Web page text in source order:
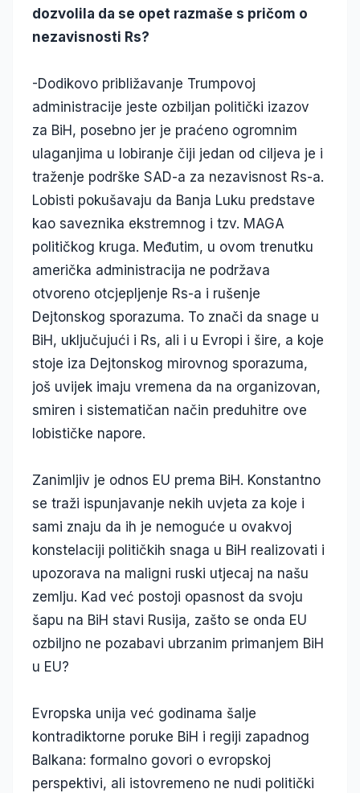
dozvolila da se opet razmaše s pričom o
nezavisnosti Rs?
-Dodikovo približavanje Trumpovoj
administracije jeste ozbiljan politički izazov
za BiH, posebno jer je praćeno ogromnim
ulaganjima u lobiranje čiji jedan od ciljeva je i
traženje podrške SAD-a za nezavisnost Rs-a.
Lobisti pokušavaju da Banja Luku predstave
kao saveznika ekstremnog i tzv. MAGA
političkog kruga. Međutim, u ovom trenutku
američka administracija ne podržava
otvoreno otcjepljenje Rs-a i rušenje
Dejtonskog sporazuma. To znači da snage u
BiH, uključujući i Rs, ali i u Evropi i šire, a koje
stoje iza Dejtonskog mirovnog sporazuma,
još uvijek imaju vremena da na organizovan,
smiren i sistematičan način preduhitre ove
lobističke napore.
Zanimljiv je odnos EU prema BiH. Konstantno
se traži ispunjavanje nekih uvjeta za koje i
sami znaju da ih je nemoguće u ovakvoj
konstelaciji političkih snaga u BiH realizovati i
upozorava na maligni ruski utjecaj na našu
zemlju. Kad već postoji opasnost da svoju
šapu na BiH stavi Rusija, zašto se onda EU
ozbiljno ne pozabavi ubrzanim primanjem BiH
u EU?
Evropska unija već godinama šalje
kontradiktorne poruke BiH i regiji zapadnog
Balkana: formalno govori o evropskoj
perspektivi, ali istovremeno ne nudi politički